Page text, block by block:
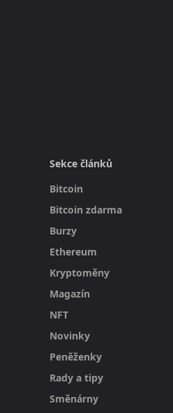
Sekce článků
Bitcoin
Bitcoin zdarma
Burzy
Ethereum
Kryptoměny
Magazín
NFT
Novinky
Peněženky
Rady a tipy
Směnárny